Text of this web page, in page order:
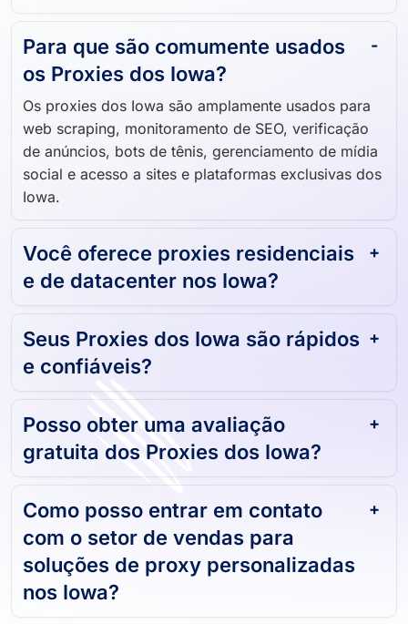
Para que são comumente usados ​​
os Proxies dos Iowa?
Os proxies dos Iowa são amplamente usados ​​para
web scraping, monitoramento de SEO, verificação
de anúncios, bots de tênis, gerenciamento de mídia
social e acesso a sites e plataformas exclusivas dos
Iowa.
Você oferece proxies residenciais
e de datacenter nos Iowa?
Seus Proxies dos Iowa são rápidos
e confiáveis?
Posso obter uma avaliação
gratuita dos Proxies dos Iowa?
Como posso entrar em contato
com o setor de vendas para
soluções de proxy personalizadas
nos Iowa?